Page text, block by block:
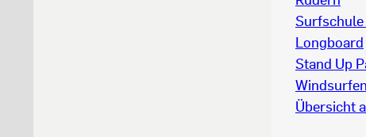
Longboard
Stand Up
Windsurfen
Übersicht